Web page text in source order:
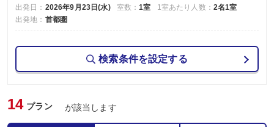
出発日： 2026年9月23日(水) 室数：1室 1室あたり人数： 2名1室
出発地： 首都圏
検索条件を設定する
14 プラン が該当します